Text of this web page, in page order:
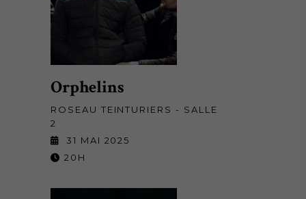
Orphelins
ROSEAU TEINTURIERS - SALLE
2
31 MAI 2025
20H